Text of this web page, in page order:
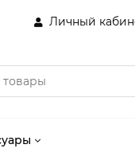
Личный